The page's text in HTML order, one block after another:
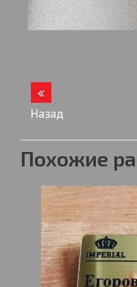
Назад
Похожие